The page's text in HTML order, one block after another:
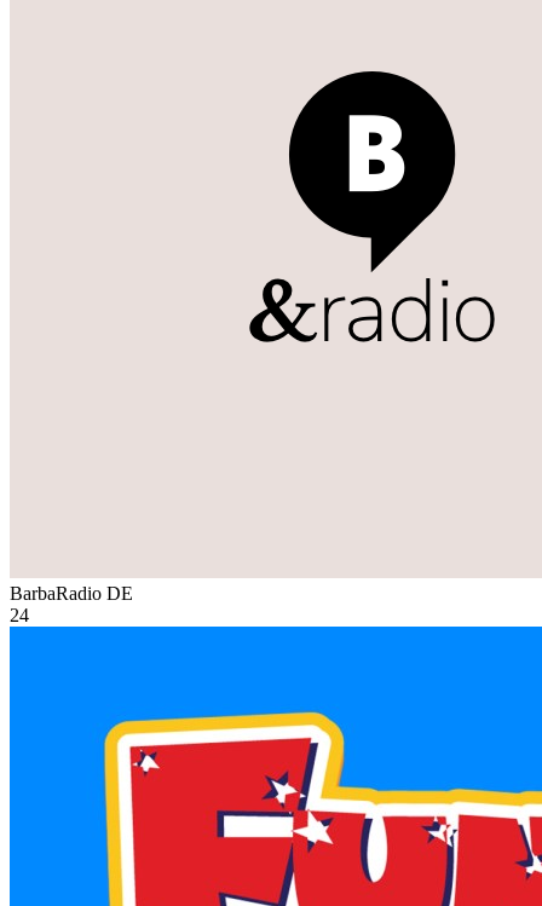
BarbaRadio DE
24